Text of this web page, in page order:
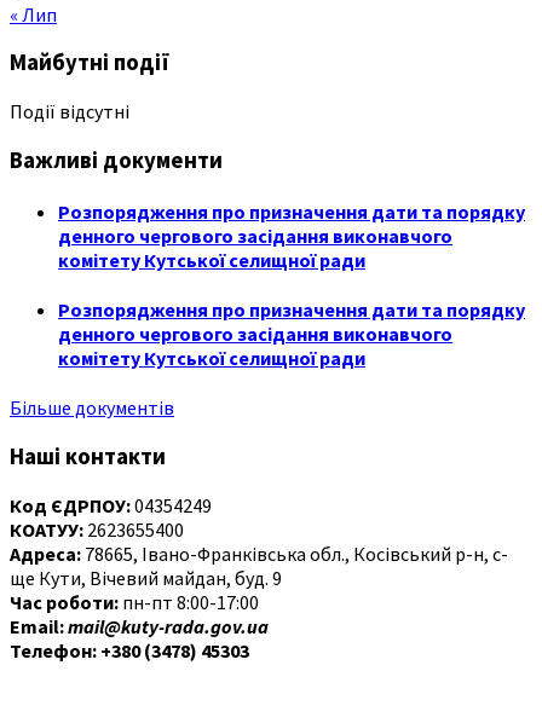
« Лип
Майбутні події
Події відсутні
Важливі документи
Розпорядження про призначення дати та порядку
денного чергового засідання виконавчого
комітету Кутської селищної ради
Розпорядження про призначення дати та порядку
денного чергового засідання виконавчого
комітету Кутської селищної ради
Більше документів
Наші контакти
Код ЄДРПОУ:04354249
КОАТУУ: 2623655400
Адреса: 78665, Івано-Франківська обл., Косівський р-н, с-
ще Кути, Вічевий майдан, буд. 9
Час роботи: пн-пт 8:00-17:00
Email:mail@kuty-rada.gov.ua
Телефон: +380 (3478) 45303